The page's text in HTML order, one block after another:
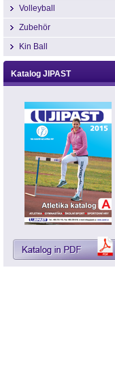
Volleyball
Zubehör
Kin Ball
Katalog JIPAST